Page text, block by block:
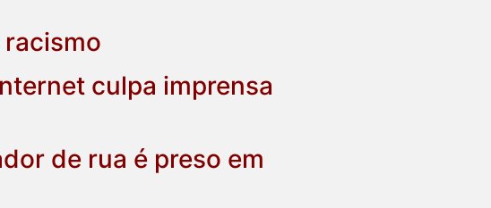
culpa imprensa
de rua é preso em